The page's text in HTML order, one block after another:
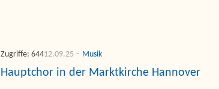
Hauptchor in der Marktkirche Hannover
Musik
12.09.25
Zugriffe: 644